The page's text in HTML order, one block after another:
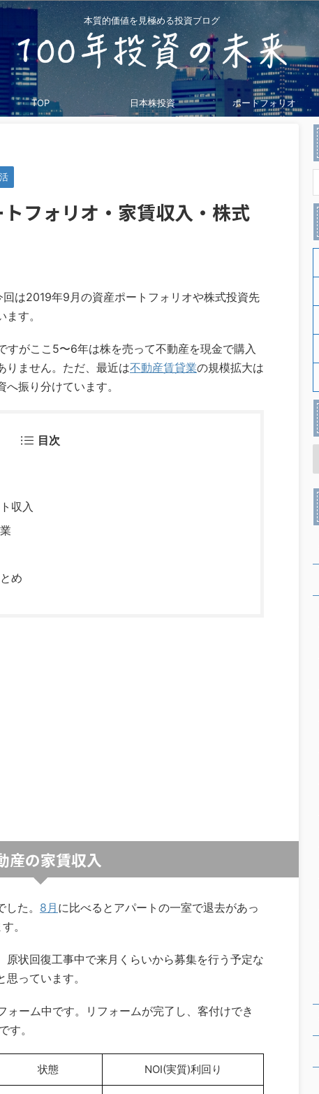
本質的価値を見極める投資ブログ
TOP 日本株投資 ポートフォリオ
フォリオ・家賃収入・株式
は2019年9月の資産ポートフォリオや株式投資先
す。
すがここ5〜6年は株を売って不動産を現金で購入
りません。ただ、最近は不動産賃貸業の規模拡大は
振り分けています。
目次
収入
め
産の家賃収入
た。 8月 に比べるとアパートの一室で退去があっ
。
原状回復工事中で来月くらいから募集を行う予定な
っています。
ォーム中です。リフォームが完了し、客付けでき
す。
状態 NOI(実質)利回り